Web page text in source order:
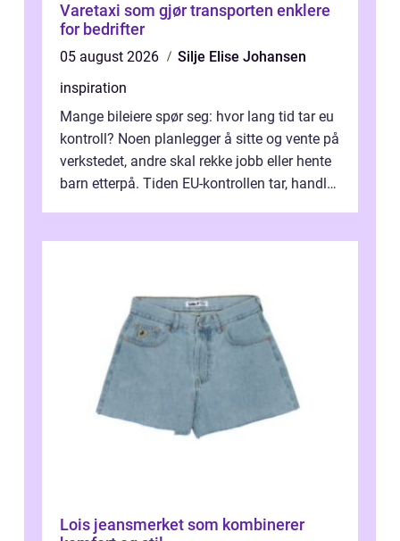
Varetaxi som gjør transporten enklere
for bedrifter
05 august 2026
Silje Elise Johansen
inspiration
Mange bileiere spør seg: hvor lang tid tar eu
kontroll? Noen planlegger å sitte og vente på
verkstedet, andre skal rekke jobb eller hente
barn etterpå. Tiden EU-kontrollen tar, handler
Lois jeansmerket som kombinerer